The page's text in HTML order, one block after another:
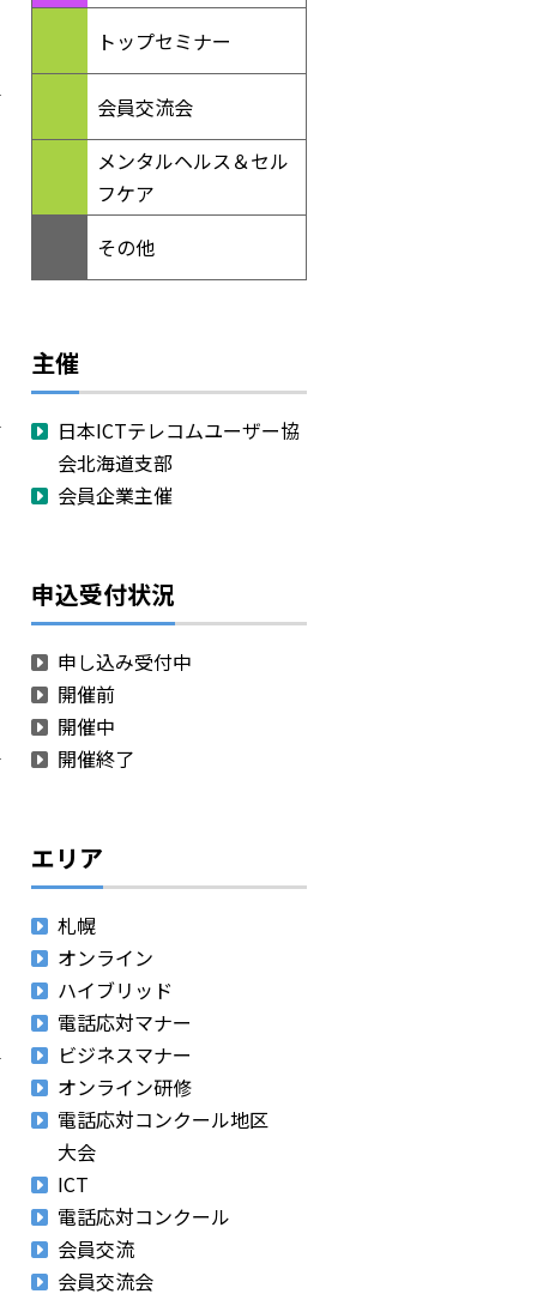
トップセミナー
会員交流会
メンタルヘルス＆セル
フケア
その他
主催
日本ICTテレコムユーザー協
会北海道支部
会員企業主催
申込受付状況
申し込み受付中
開催前
開催中
開催終了
エリア
札幌
オンライン
ハイブリッド
電話応対マナー
ビジネスマナー
オンライン研修
電話応対コンクール地区
大会
ICT
電話応対コンクール
会員交流
会員交流会